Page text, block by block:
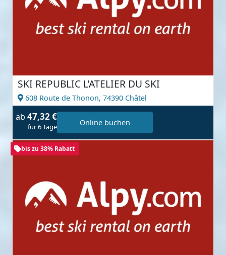
SKI REPUBLIC L'ATELIER DU SKI
608 Route de Thonon, 74390 Châtel
ab 47,32 €
für 6 Tage Online buchen
bis zu 38% Rabatt